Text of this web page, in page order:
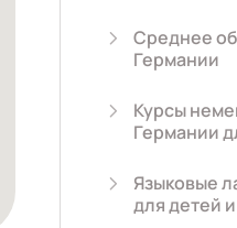
Среднее
Германии
Курсы
Германии
Языковые
для детей